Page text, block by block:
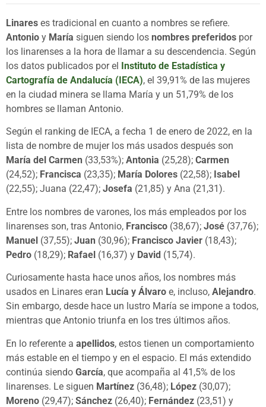
Linares es tradicional en cuanto a nombres se refiere.
Antonio y María siguen siendo los nombres preferidos por
los linarenses a la hora de llamar a su descendencia. Según
los datos publicados por el Instituto de Estadística y
Cartografía de Andalucía (IECA), el 39,91% de las mujeres
en la ciudad minera se llama María y un 51,79% de los
hombres se llaman Antonio.
Según el ranking de IECA, a fecha 1 de enero de 2022, en la
lista de nombre de mujer los más usados después son
María del Carmen (33,53%); Antonia (25,28); Carmen
(24,52); Francisca (23,35); María Dolores (22,58); Isabel
(22,55); Juana (22,47); Josefa (21,85) y Ana (21,31).
Entre los nombres de varones, los más empleados por los
linarenses son, tras Antonio, Francisco (38,67); José (37,76);
Manuel (37,55); Juan (30,96); Francisco Javier (18,43);
Pedro (18,29); Rafael (16,37) y David (15,74).
Curiosamente hasta hace unos años, los nombres más
usados en Linares eran Lucía y Álvaro e, incluso, Alejandro.
Sin embargo, desde hace un lustro María se impone a todos,
mientras que Antonio triunfa en los tres últimos años.
En lo referente a apellidos, estos tienen un comportamiento
más estable en el tiempo y en el espacio. El más extendido
continúa siendo García, que acompaña al 41,5% de los
linarenses. Le siguen Martínez (36,48); López (30,07);
Moreno (29,47); Sánchez (26,40); Fernández (23,51) y